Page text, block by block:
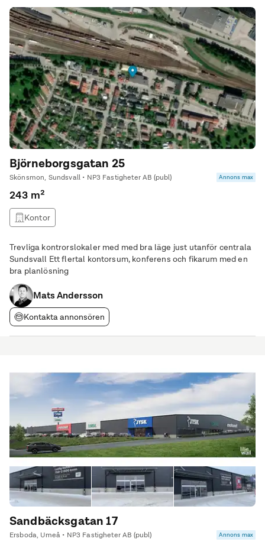
Björneborgsgatan 25
Skönsmon, Sundsvall • NP3 Fastigheter AB (publ) Annons max
243 m²
Kontor
Trevliga kontrorslokaler med med bra läge just utanför centrala
Sundsvall Ett flertal kontorsum, konferens och fikarum med en
bra planlösning
Mats Andersson
Kontakta annonsören
Sandbäcksgatan 17
Ersboda, Umeå • NP3 Fastigheter AB (publ) Annons max